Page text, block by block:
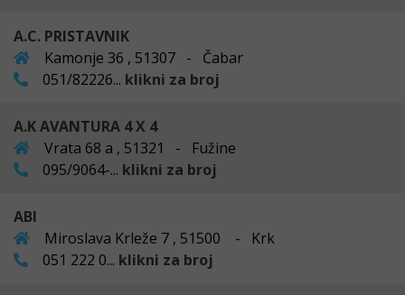
A.C. PRISTAVNIK
Kamonje 36 , 51307 - Čabar
051/82226... klikni za broj
A.K AVANTURA 4 X 4
Vrata 68 a , 51321 - Fužine
095/9064-... klikni za broj
ABI
Miroslava Krleže 7 , 51500 - Krk
051 222 0... klikni za broj